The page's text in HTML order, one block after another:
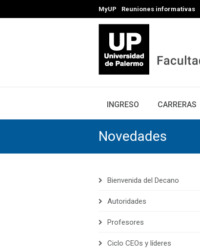
MyUP Reuniones informativas
INGRESO CARRERAS
Novedades
Bienvenida del Decano
Autoridades
Profesores
Ciclo CEOs y líderes